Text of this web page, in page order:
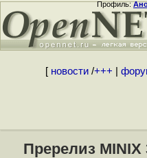
Профиль:
[ новости/+++
Пререлиз MINIX